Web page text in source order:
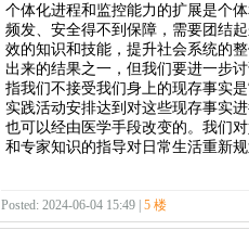
个体化进程和监控能力的扩展是个
频发、安全得不到保障，需要团结
效的知识和技能，提升社会系统的
出来的结果之一，但我们要进一步
指我们不接受我们身上的现存事实
实践活动安排达到对这些现存事实
也可以经由医学手段改变的。我们
和专家知识的指导对日常生活重新
Posted: 2024-06-04 15:49 | 5 楼